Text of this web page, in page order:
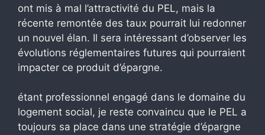
ont mis à mal l’attractivité du PEL, mais la
récente remontée des taux pourrait lui redonner
un nouvel élan. Il sera intéressant d’observer les
évolutions réglementaires futures qui pourraient
impacter ce produit d’épargne.
étant professionnel engagé dans le domaine du
logement social, je reste convaincu que le PEL a
toujours sa place dans une stratégie d’épargne